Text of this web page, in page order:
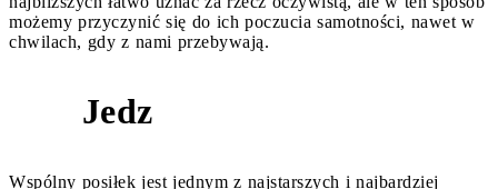
możemy przyczynić się do ich poczucia samotności, nawet w
chwilach, gdy z nami przebywają.
Jedz
Wspólny posiłek jest jednym z najstarszych i najbardziej